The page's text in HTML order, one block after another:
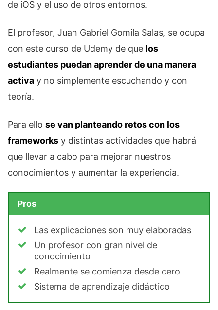
de iOS y el uso de otros entornos.
El profesor, Juan Gabriel Gomila Salas, se ocupa
con este curso de Udemy de que los
estudiantes puedan aprender de una manera
activa y no simplemente escuchando y con
teoría.
Para ello se van planteando retos con los
frameworks y distintas actividades que habrá
que llevar a cabo para mejorar nuestros
conocimientos y aumentar la experiencia.
Pros
Las explicaciones son muy elaboradas
Un profesor con gran nivel de
conocimiento
Realmente se comienza desde cero
Sistema de aprendizaje didáctico